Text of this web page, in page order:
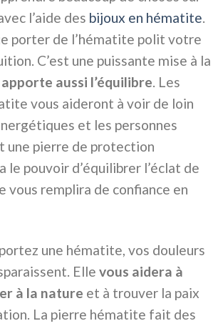
l’aide des bijoux en hématite.
porter de l’hématite polit votre
C’est une puissante mise à la
apporte aussi l’équilibre. Les
vous aideront à voir de loin
et les personnes
une pierre de protection
le pouvoir d’équilibrer l’éclat de
vous remplira de confiance en
une hématite, vos douleurs
Elle vous aidera à
à la nature et à trouver la paix
La pierre hématite fait des